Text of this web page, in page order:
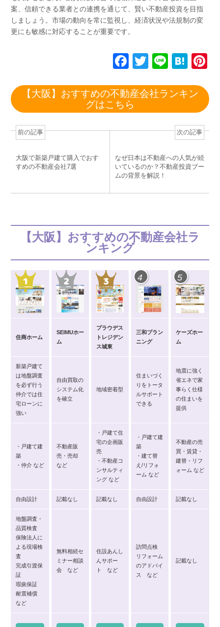
案、信頼できる業者との連携を通じて、賢い不動産投資を目指
しましょう。市場の動向を常に監視し、経済状況や法規制の変
更にも敏感に対応することが重要です。
F
c
e
o
k
T
tt
er
Li
e
H
e
n
a
e
【大阪】おすすめの不動産会社ランキン
グはこちら
前の記事
大阪で新築戸建て購入でおす
すめの不動産会社7選
次の記事
なぜ日本は不動産への人気が続
いているのか？不動産投資ブー
ムの背景を解説！
【大阪】おすすめの不動産会社ラ
ンキング
4 5
住商ホーム
SEIMUホー
ム
プラウデス
トレジデン
ス城東
三和プラン
ニング
ケーズホー
ム
新築戸建て
は地盤調査
を必ず行う
仲介では住
宅ローンに
強い
自由買取の
システム化
を確立
地域密着型
住まいづく
りをトータ
ルサポート
できる
地震に強く
省エネで家
事らく仕様
の住まいを
提供
・戸建て建
築
・仲介 など
不動産販
売・売却
など
・戸建て住
宅の企画販
売
・不動産コ
ンサルティ
ング など
・戸建て建
築
・建て替
え/リフォ
ーム など
不動産の売
買・賃貸・
建替・リフ
ォーム など
自由設計 記載なし 記載なし 自由設計 記載なし
地盤調査・
品質検査
保険法人に
よる現場検
査
完成引渡保
証
瑕疵保証
耐震補償
など
無料相続セ
ミナー相談
会 など
住設あんし
んサポー
ト など
訪問点検
リフォーム
のアドバイ
ス など
記載なし